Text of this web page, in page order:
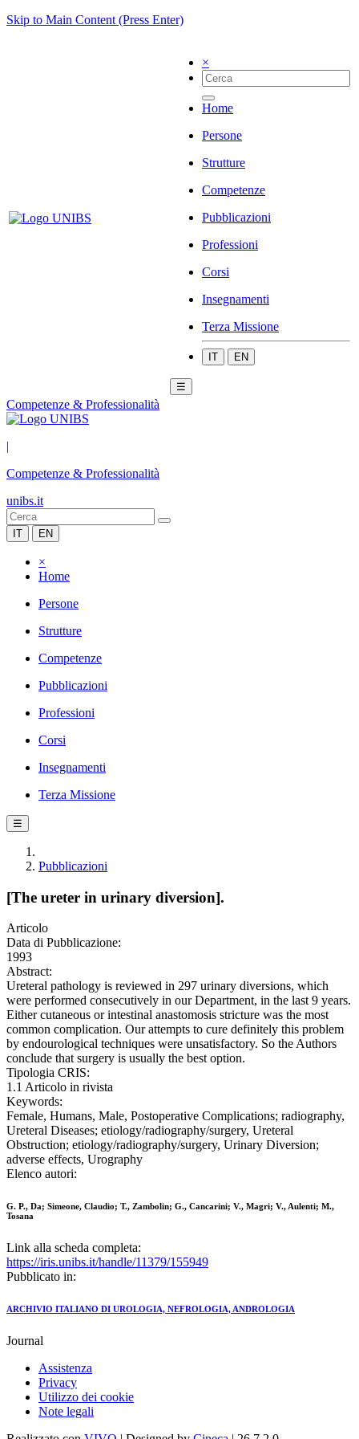
Skip to Main Content (Press Enter)
×
Home
Persone
Strutture
Competenze
Pubblicazioni
Professioni
Corsi
Insegnamenti
Terza Missione
IT EN
☰
Competenze & Professionalità
|
Competenze & Professionalità
unibs.it
IT EN
×
Home
Persone
Strutture
Competenze
Pubblicazioni
Professioni
Corsi
Insegnamenti
Terza Missione
☰
Pubblicazioni
[The ureter in urinary diversion].
Articolo
Data di Pubblicazione:
1993
Abstract:
Ureteral pathology is reviewed in 297 urinary diversions, which
were performed consecutively in our Department, in the last 9 years.
Either cutaneous or intestinal anastomosis stricture was the most
common complication. Our attempts to cure definitely this problem
by endourological techniques were unsatisfactory. So the Authors
conclude that surgery is usually the best option.
Tipologia CRIS:
1.1 Articolo in rivista
Keywords:
Female, Humans, Male, Postoperative Complications; radiography,
Ureteral Diseases; etiology/radiography/surgery, Ureteral
Obstruction; etiology/radiography/surgery, Urinary Diversion;
adverse effects, Urography
Elenco autori:
G. P., Da; Simeone, Claudio; T., Zambolin; G., Cancarini; V., Magri; V., Aulenti; M.,
Tosana
Link alla scheda completa:
https://iris.unibs.it/handle/11379/155949
Pubblicato in:
ARCHIVIO ITALIANO DI UROLOGIA, NEFROLOGIA, ANDROLOGIA
Journal
Assistenza
Privacy
Utilizzo dei cookie
Note legali